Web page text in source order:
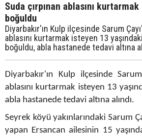
Suda çırpınan ablasını
boğuldu
Diyarbakır'ın Kulp ilçesinde Sarum
ablasını kurtarmak isteyen 13
boğuldu, abla hastanede tedavi altına
Diyarbakır'ın Kulp ilçesinde
ablasını kurtarmak isteyen 13
abla hastanede tedavi altına alındı.
Seyrek köyü yakınlarındaki Sarum
yapan Ersancan ailesinin 15